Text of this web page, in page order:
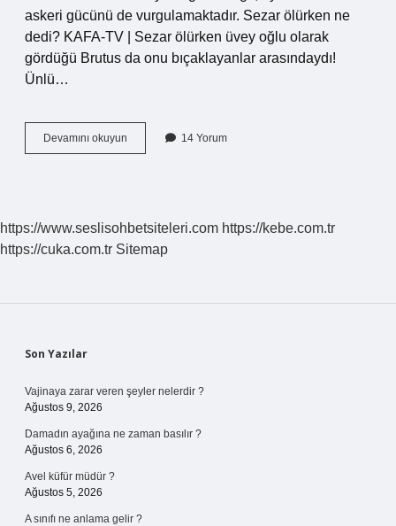
askeri gücünü de vurgulamaktadır. Sezar ölürken ne
dedi? KAFA-TV | Sezar ölürken üvey oğlu olarak
gördüğü Brutus da onu bıçaklayanlar arasındaydı!
Ünlü…
Devamını okuyun
Hakkını
Aittir
14 Yorum
https://www.seslisohbetsiteleri.com https://kebe.com.tr
https://cuka.com.tr Sitemap
Sidebar
Son Yazılar
Vajinaya zarar veren şeyler nelerdir ?
Ağustos 9, 2026
Damadın ayağına ne zaman basılır ?
Ağustos 6, 2026
Avel küfür müdür ?
Ağustos 5, 2026
A sınıfı ne anlama gelir ?